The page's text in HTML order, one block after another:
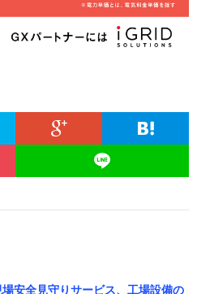
安全見守りサービス、工場設備の